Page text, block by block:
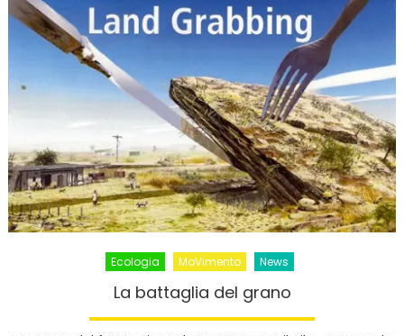
Ecologia MoVimento News
La battaglia del grano